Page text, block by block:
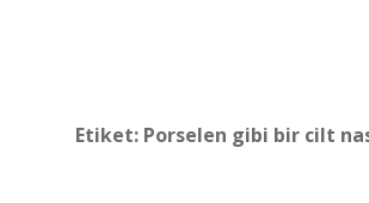
Etiket: Porselen gibi bir cilt